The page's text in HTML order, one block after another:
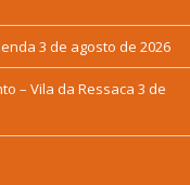
3 de agosto de 2026
– Vila da Ressaca 3 de